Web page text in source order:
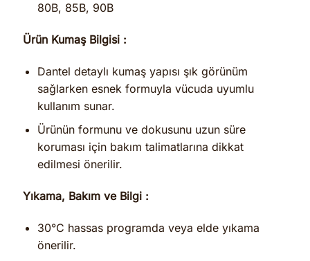
80B, 85B, 90B
Ürün Kumaş Bilgisi :
Dantel detaylı kumaş yapısı şık görünüm
sağlarken esnek formuyla vücuda uyumlu
kullanım sunar.
Ürünün formunu ve dokusunu uzun süre
koruması için bakım talimatlarına dikkat
edilmesi önerilir.
Yıkama, Bakım ve Bilgi :
30°C hassas programda veya elde yıkama
önerilir.